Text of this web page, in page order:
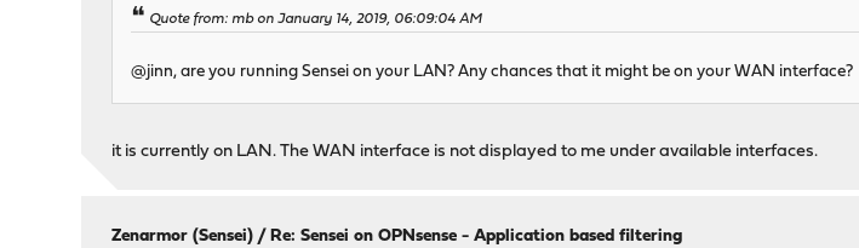
Quote from: mb on January 14, 2019, 06:09:04 AM
@jinn, are you running Sensei on your LAN? Any chances that it might be on your WAN interface?
it is currently on LAN. The WAN interface is not displayed to me under available interfaces.
Zenarmor (Sensei) /Re: Sensei on OPNsense - Application based filtering